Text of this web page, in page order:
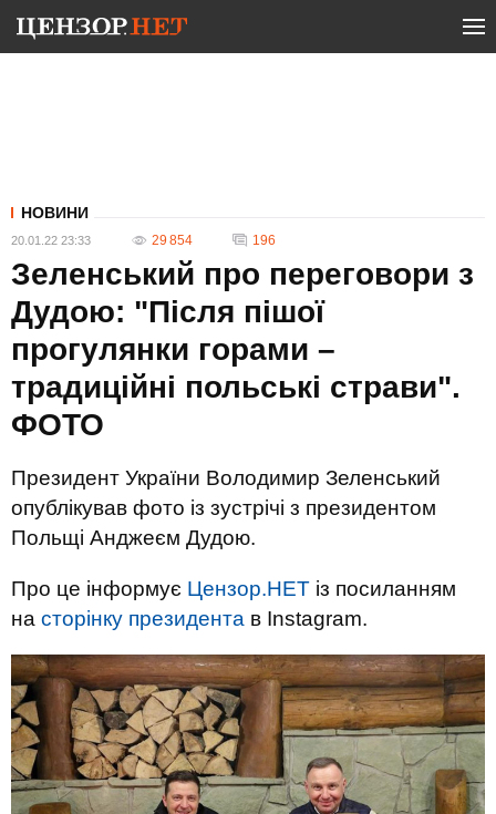
НОВИНИ
20.01.22 23:33 29 854 196
Зеленський про переговори з
Дудою: "Після пішої
прогулянки горами –
традиційні польські страви".
ФОТО
Президент України Володимир Зеленський
опублікував фото із зустрічі з президентом
Польщі Анджеєм Дудою.
Про це інформує Цензор.НЕТ із посиланням
на сторінку президента в Instagram.